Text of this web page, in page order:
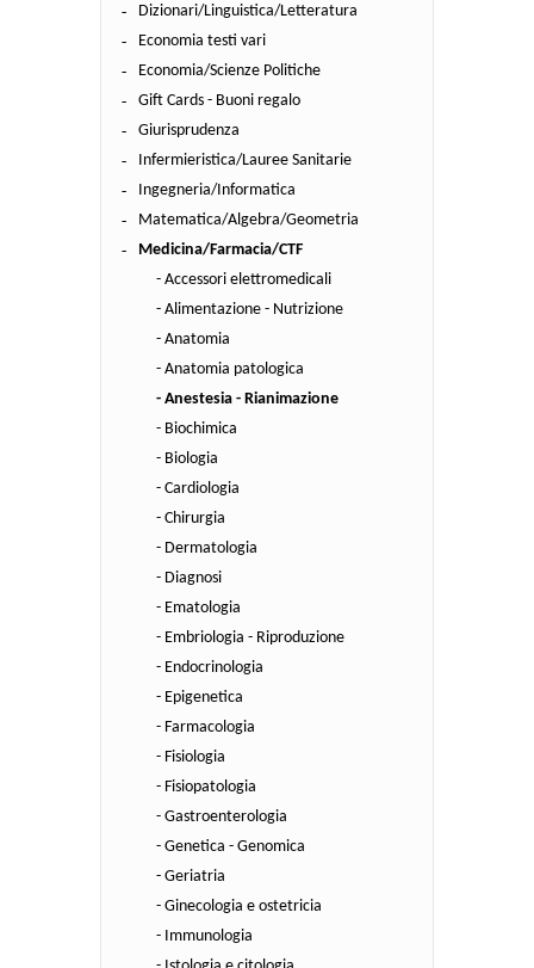
Dizionari/Linguistica/Letteratura
Economia testi vari
Economia/Scienze Politiche
Gift Cards - Buoni regalo
Giurisprudenza
Infermieristica/Lauree Sanitarie
Ingegneria/Informatica
Matematica/Algebra/Geometria
Medicina/Farmacia/CTF
- Accessori elettromedicali
- Alimentazione - Nutrizione
- Anatomia
- Anatomia patologica
- Anestesia - Rianimazione
- Biochimica
- Biologia
- Cardiologia
- Chirurgia
- Dermatologia
- Diagnosi
- Ematologia
- Embriologia - Riproduzione
- Endocrinologia
- Epigenetica
- Farmacologia
- Fisiologia
- Fisiopatologia
- Gastroenterologia
- Genetica - Genomica
- Geriatria
- Ginecologia e ostetricia
- Immunologia